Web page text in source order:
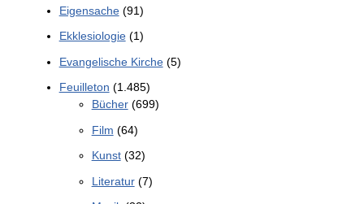
Eigensache(91)
Ekklesiologie(1)
Evangelische Kirche(5)
Feuilleton (1.485)
Bücher(699)
Film (64)
Kunst(32)
Literatur(7)